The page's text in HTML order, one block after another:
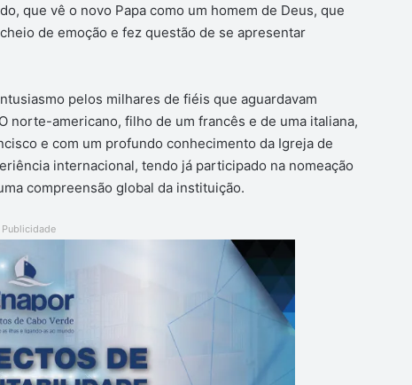
que vê o novo Papa como um homem de Deus, que
de emoção e fez questão de se apresentar
pelos milhares de fiéis que aguardavam
norte-americano, filho de um francês e de uma italiana,
e com um profundo conhecimento da Igreja de
internacional, tendo já participado na nomeação
compreensão global da instituição.
Publicidade